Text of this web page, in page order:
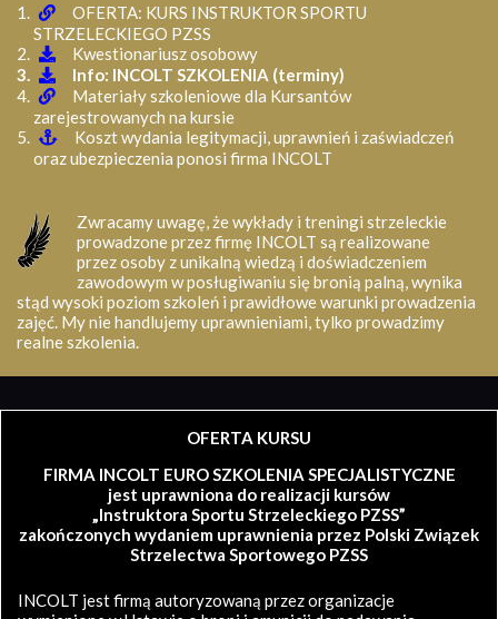
OFERTA: KURS INSTRUKTOR SPORTU
STRZELECKIEGO PZSS
Kwestionariusz osobowy
Info: INCOLT SZKOLENIA (terminy)
Materiały szkoleniowe dla Kursantów
zarejestrowanych na kursie
Koszt wydania legitymacji, uprawnień i zaświadczeń
oraz ubezpieczenia ponosi firma INCOLT
Zwracamy uwagę, że wykłady i treningi strzeleckie
prowadzone przez firmę INCOLT są realizowane
przez osoby z unikalną wiedzą i doświadczeniem
zawodowym w posługiwaniu się bronią palną, wynika
stąd wysoki poziom szkoleń i prawidłowe warunki prowadzenia
zajęć. My nie handlujemy uprawnieniami, tylko prowadzimy
realne szkolenia.
OFERTA KURSU
FIRMA INCOLT EURO SZKOLENIA SPECJALISTYCZNE
jest uprawniona do realizacji kursów
„Instruktora Sportu Strzeleckiego PZSS”
zakończonych wydaniem uprawnienia przez Polski Związek
Strzelectwa Sportowego PZSS
INCOLT jest firmą autoryzowaną przez organizacje